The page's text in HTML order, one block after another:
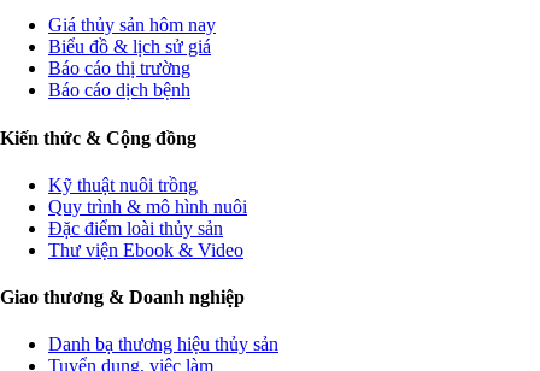
Giá thủy sản hôm nay
Biểu đồ & lịch sử giá
Báo cáo thị trường
Báo cáo dịch bệnh
Kiến thức & Cộng đồng
Kỹ thuật nuôi trồng
Quy trình & mô hình nuôi
Đặc điểm loài thủy sản
Thư viện Ebook & Video
Giao thương & Doanh nghiệp
Danh bạ thương hiệu thủy sản
Tuyển dụng, việc làm